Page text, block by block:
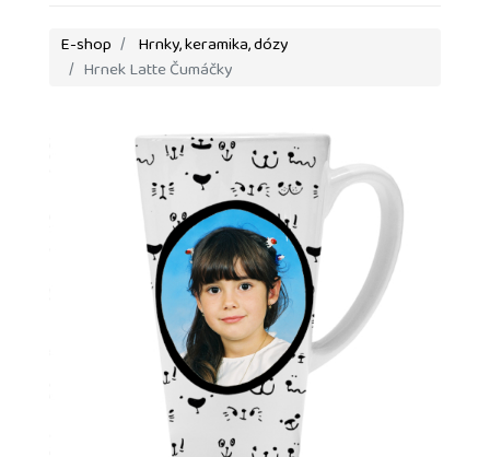
E-shop Hrnky, keramika, dózy
Hrnek Latte Čumáčky